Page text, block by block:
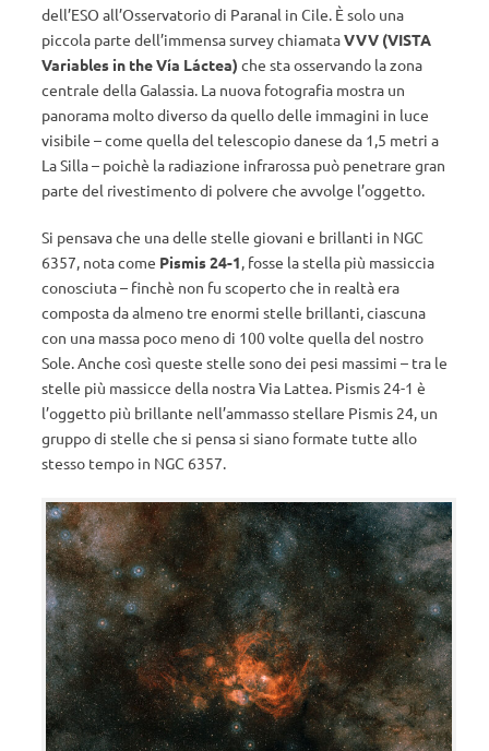
dell’ESO all’Osservatorio di Paranal in Cile. È solo una
piccola parte dell’immensa survey chiamataVVV (VISTA
Variables in the Vía Láctea) che sta osservando la zona
centrale della Galassia. La nuova fotografia mostra un
panorama molto diverso da quello delle immagini in luce
visibile – come quella del telescopio danese da 1,5 metri a
La Silla – poichè la radiazione infrarossa può penetrare gran
parte del rivestimento di polvere che avvolge l’oggetto.
Si pensava che una delle stelle giovani e brillanti in NGC
6357, nota come Pismis 24-1, fosse la stella più massiccia
conosciuta – finchè non fu scoperto che in realtà era
composta da almeno tre enormi stelle brillanti, ciascuna
con una massa poco meno di 100 volte quella del nostro
Sole. Anche così queste stelle sono dei pesi massimi – tra le
stelle più massicce della nostra Via Lattea. Pismis 24-1 è
l’oggetto più brillante nell’ammasso stellare Pismis 24, un
gruppo di stelle che si pensa si siano formate tutte allo
stesso tempo in NGC 6357.